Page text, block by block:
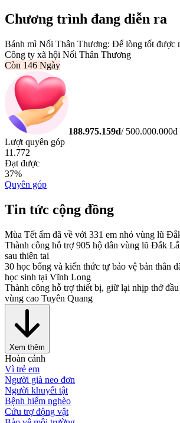
Chương trình đang diễn ra
Bánh mì Nối Thân Thương: Để lòng tốt được
Công ty xã hội Nối Thân Thương
Còn 146 Ngày
188.975.159đ/ 500.000.000đ
Lượt quyên góp
11.772
Đạt được
37%
Quyên góp
Tin tức cộng đồng
Mùa Tết ấm đã về với 331 em nhỏ vùng lũ
Thành công hỗ trợ 905 hộ dân vùng lũ Đắk
sau thiên tai
30 học bổng và kiến thức tự bảo vệ bản thân
học sinh tại Vĩnh Long
Thành công hỗ trợ thiết bị, giữ lại nhịp thở
vùng cao Tuyên Quang
Xem thêm
Hoàn cảnh
Vì trẻ em
Người già neo đơn
Người khuyết tật
Bệnh hiểm nghèo
Cứu trợ động vật